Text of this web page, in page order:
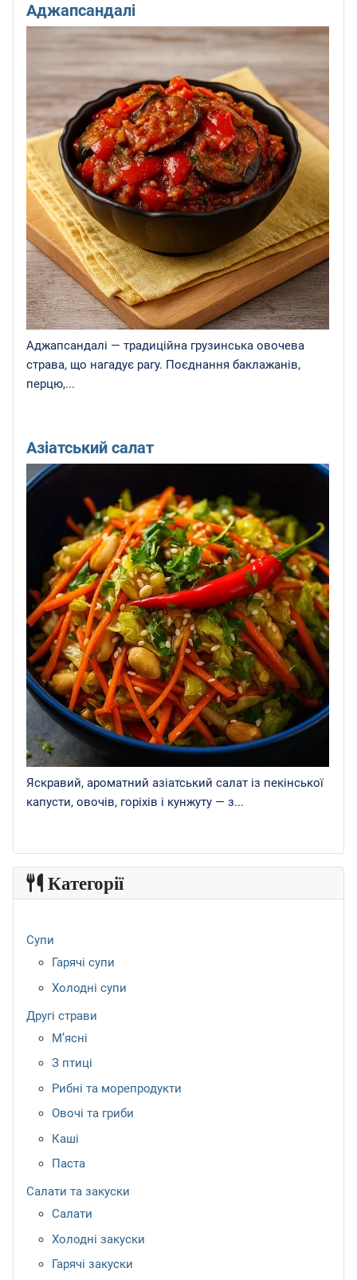
Аджапсандалі
Аджапсандалі — традиційна грузинська овочева
страва, що нагадує рагу. Поєднання баклажанів,
перцю,...
Азіатський салат
Яскравий, ароматний азіатський салат із пекінської
капусти, овочів, горіхів і кунжуту — з...
Категорії
Супи
Гарячі супи
Холодні супи
Другі страви
М’ясні
З птиці
Рибні та морепродукти
Овочі та гриби
Каші
Паста
Салати та закуски
Салати
Холодні закуски
Гарячі закуски